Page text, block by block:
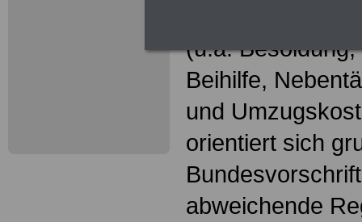
(u.a.
Beihilfe,
und
orientiert sich
abweichende